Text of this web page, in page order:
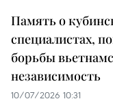
Память о
специалистах,
борьбы
независимость
10/07/2026 10:31